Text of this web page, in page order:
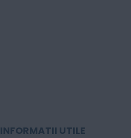
INFORMATII UTILE